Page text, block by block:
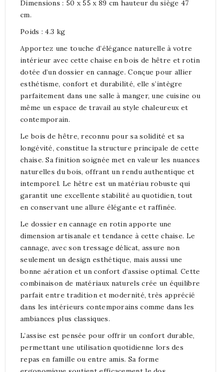
Dimensions : 50 x 55 x 89 cm hauteur du siège 47
cm.
Poids : 4.3 kg
Apportez une touche d’élégance naturelle à votre
intérieur avec cette chaise en bois de hêtre et rotin
dotée d’un dossier en cannage. Conçue pour allier
esthétisme, confort et durabilité, elle s’intègre
parfaitement dans une salle à manger, une cuisine ou
même un espace de travail au style chaleureux et
contemporain.
Le bois de hêtre, reconnu pour sa solidité et sa
longévité, constitue la structure principale de cette
chaise. Sa finition soignée met en valeur les nuances
naturelles du bois, offrant un rendu authentique et
intemporel. Le hêtre est un matériau robuste qui
garantit une excellente stabilité au quotidien, tout
en conservant une allure élégante et raffinée.
Le dossier en cannage en rotin apporte une
dimension artisanale et tendance à cette chaise. Le
cannage, avec son tressage délicat, assure non
seulement un design esthétique, mais aussi une
bonne aération et un confort d’assise optimal. Cette
combinaison de matériaux naturels crée un équilibre
parfait entre tradition et modernité, très apprécié
dans les intérieurs contemporains comme dans les
ambiances plus classiques.
L’assise est pensée pour offrir un confort durable,
permettant une utilisation quotidienne lors des
repas en famille ou entre amis. Sa forme